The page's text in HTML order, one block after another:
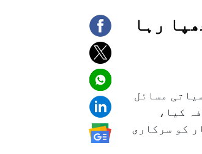
رہا
نفسیاتی مسائل
کیا،
و شمار کو سرکاری